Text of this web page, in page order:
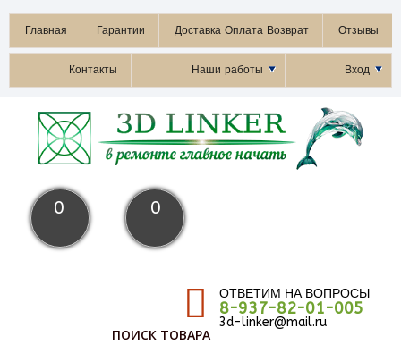
Главная Гарантии Доставка Оплата Возврат Отзывы
Контакты Наши работы Вход
0 0
ОТВЕТИМ НА ВОПРОСЫ
8-937-82-01-005
3d-linker@mail.ru
ПОИСК ТОВАРА